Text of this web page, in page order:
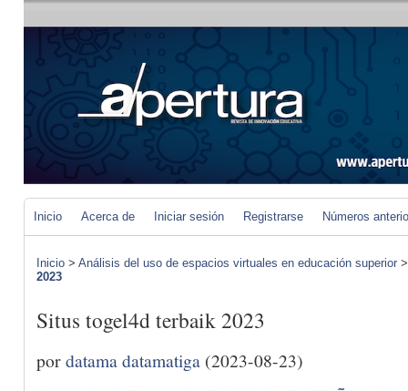
Inicio Acerca de Iniciar sesión Registrarse Números
Inicio > Análisis del uso de espacios virtuales en educación superior
2023
Situs togel4d terbaik 2023
pordatama datamatiga (2023-08-23)